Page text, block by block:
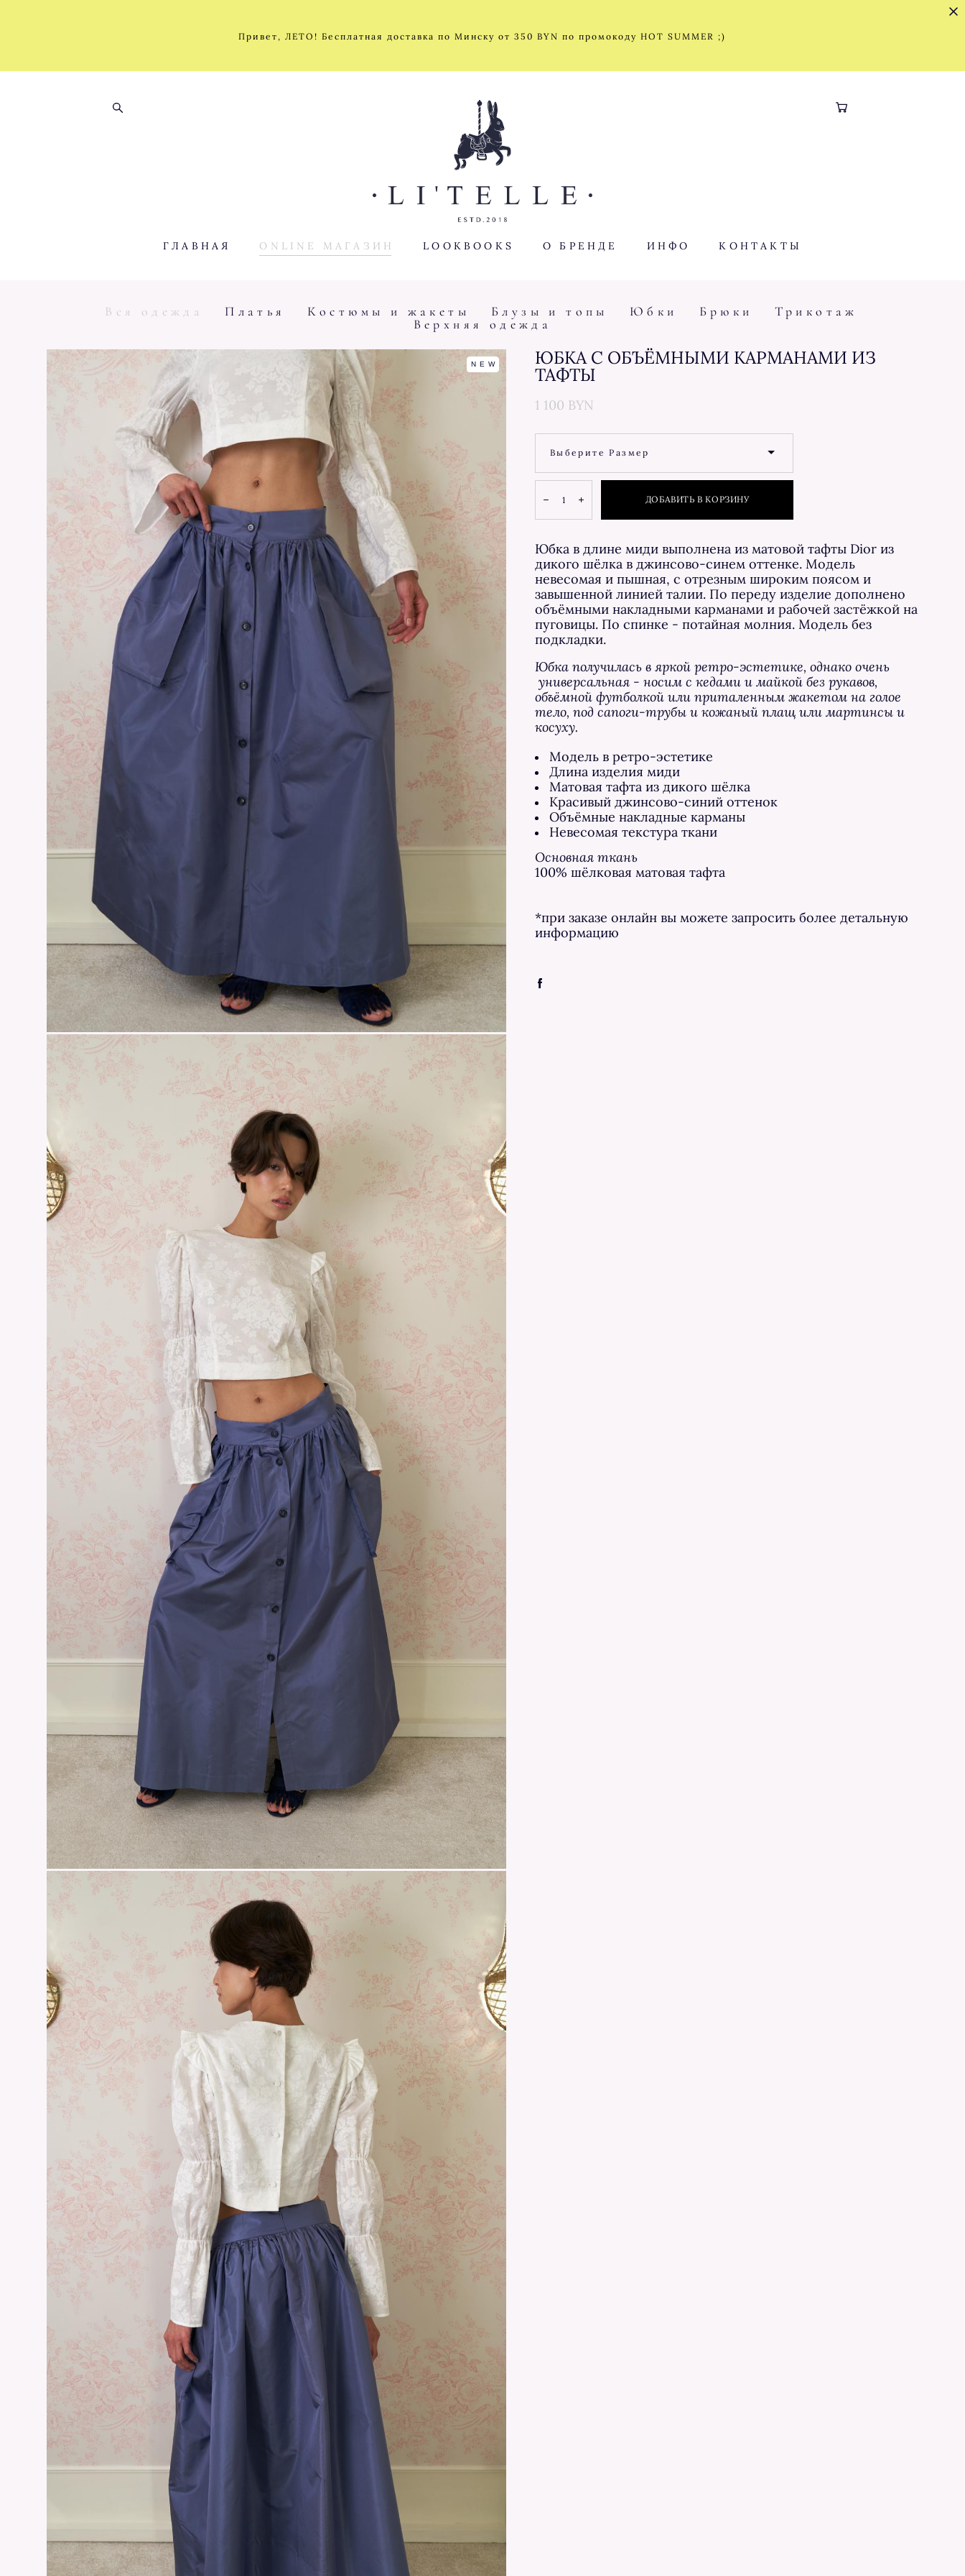
Привет, ЛЕТО! Бесплатная доставка по Минску от 350 BYN по промокоду HOT SUMMER ;)
ГЛАВНАЯ ONLINE МАГАЗИН LOOKBOOKS О БРЕНДЕ ИНФО КОНТАКТЫ
Вся одежда Платья Костюмы и жакеты Блузы и топы Юбки Брюки
Трикотаж
Верхняя одежда
NEW ЮБКА С ОБЪЁМНЫМИ КАРМАНАМИ ИЗ
ТАФТЫ
1 100 BYN
Выберите Размер
ДОБАВИТЬ В КОРЗИНУ
Юбка в длине миди выполнена из матовой тафты Dior из
дикого шёлка в джинсово-синем оттенке. Модель
невесомая и пышная, с отрезным широким поясом и
завышенной линией талии. По переду изделие дополнено
объёмными накладными карманами и рабочей застёжкой на
пуговицы. По спинке - потайная молния. Модель без
подкладки.
Юбка получилась в яркой ретро-эстетике, однако очень
универсальная - носим с кедами и майкой без рукавов,
объёмной футболкой или приталенным жакетом на голое
тело, под сапоги-трубы и кожаный плащ или мартинсы и
косуху.
Модель в ретро-эстетике
Длина изделия миди
Матовая тафта из дикого шёлка
Красивый джинсово-синий оттенок
​Объёмные накладные карманы
Невесомая текстура ткани
Основная ткань
100% шёлковая матовая тафта
*при заказе онлайн вы можете запросить более детальную
информацию